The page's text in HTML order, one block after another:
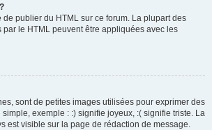
de publier du HTML sur ce forum. La plupart des
par le HTML peuvent être appliquées avec les
sont de petites images utilisées pour exprimer des
exemple : :) signifie joyeux, :( signifie triste. La
est visible sur la page de rédaction de message.